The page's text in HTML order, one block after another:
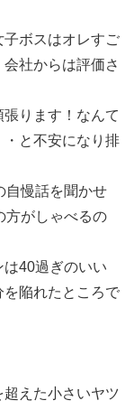
ボスはオレすご
社からは評価さ
ります！なんて
と不安になり排
自慢話を聞かせ
方がしゃべるの
40過ぎのいい
陥れたところで
えた小さいヤツ